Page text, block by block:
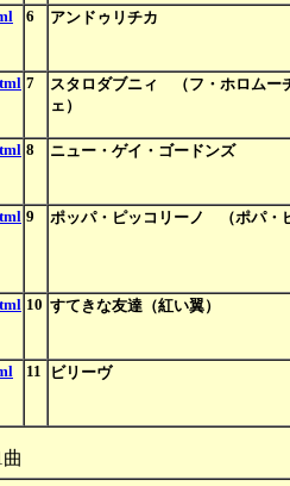
6 アンドゥリチカ
7
スタロダブニィ （フ・ホロムー
ェ）
8 ニュー・ゲイ・ゴードンズ
9 ポッパ・ピッコリーノ （ポパ・
10 すてきな友達（紅い翼）
11 ビリーヴ